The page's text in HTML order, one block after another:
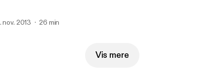
nov. 2013 26 min
Vis mere